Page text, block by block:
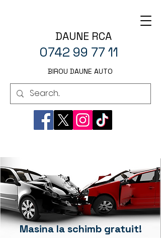
DAUNE RCA
0742 99 77 11
BIROU DAUNE AUTO
Masina la schimb gratuit!